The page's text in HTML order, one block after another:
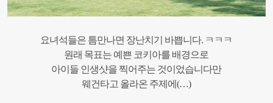
요녀석들은 틈만나면 장난치기 바쁩니다. ㅋㅋㅋ
원래 목표는 예쁜 코키아를 배경으로
아이들 인생샷을 찍어주는 것이었습니다만
웨건타고 올라온 주제에(…)